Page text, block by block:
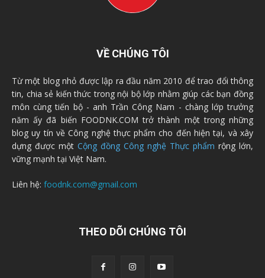
VỀ CHÚNG TÔI
Từ một blog nhỏ được lập ra đầu năm 2010 để trao đổi thông
tin, chia sẻ kiến thức trong nội bộ lớp nhằm giúp các bạn đồng
môn cùng tiến bộ - anh Trần Công Nam - chàng lớp trưởng
năm ấy đã biến FOODNK.COM trở thành một trong những
blog uy tín về Công nghệ thực phẩm cho đến hiện tại, và xây
dựng được một Cộng đồng Công nghệ Thực phẩm rộng lớn,
vững mạnh tại Việt Nam.
Liên hệ: foodnk.com@gmail.com
THEO DÕI CHÚNG TÔI